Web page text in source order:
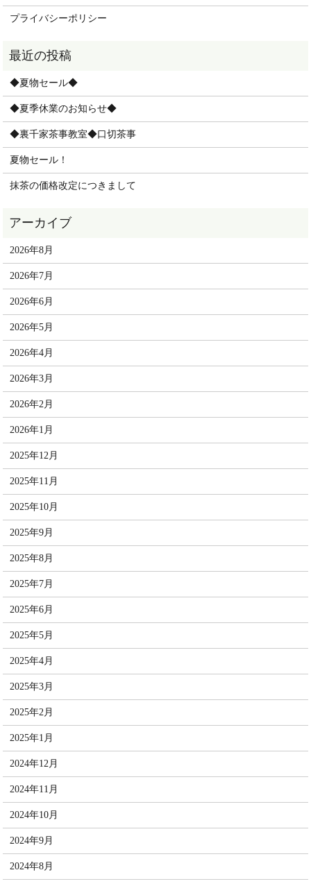
プライバシーポリシー
◆夏物セール◆
◆夏季休業のお知らせ◆
◆裏千家茶事教室◆口切茶事
夏物セール！
抹茶の価格改定につきまして
2026年8月
2026年7月
2026年6月
2026年5月
2026年4月
2026年3月
2026年2月
2026年1月
2025年12月
2025年11月
2025年10月
2025年9月
2025年8月
2025年7月
2025年6月
2025年5月
2025年4月
2025年3月
2025年2月
2025年1月
2024年12月
2024年11月
2024年10月
2024年9月
2024年8月